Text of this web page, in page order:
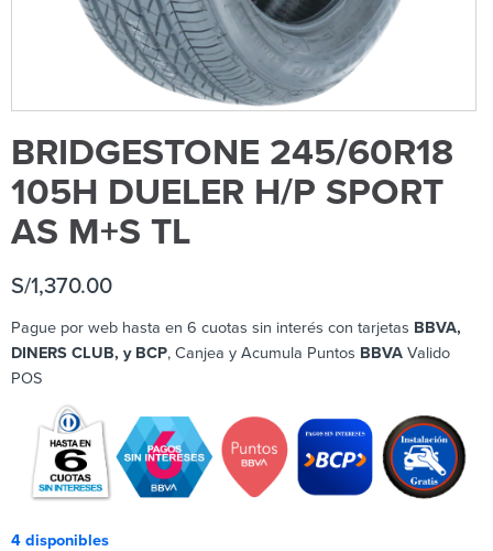
BRIDGESTONE 245/60R18
105H DUELER H/P SPORT
AS M+S TL
S/1,370.00
Pague por web hasta en 6 cuotas sin interés con tarjetas BBVA,
DINERS CLUB, y BCP, Canjea y Acumula Puntos BBVA Valido
POS
4 disponibles